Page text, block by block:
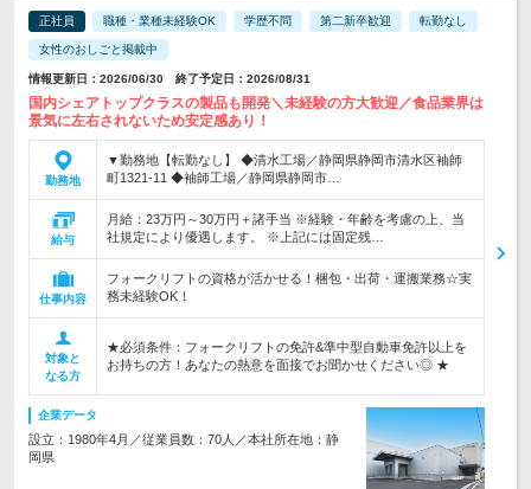
正社員 職種・業種未経験OK 学歴不問 第二新卒歓迎 転勤なし
女性のおしごと掲載中
情報更新日：2026/06/30 終了予定日：2026/08/31
国内シェアトップクラスの製品も開発＼未経験の方大歓迎／食品業界は
景気に左右されないため安定感あり！
勤務地
▼勤務地【転勤なし】 ◆清水工場／静岡県静岡市清水区袖師
町1321-11 ◆袖師工場／静岡県静岡市…
給与
月給：23万円～30万円＋諸手当 ※経験・年齢を考慮の上、当
社規定により優遇します。 ※上記には固定残…
仕事内容
フォークリフトの資格が活かせる！梱包・出荷・運搬業務☆実
務未経験OK！
対象と
なる方
★必須条件：フォークリフトの免許&準中型自動車免許以上を
お持ちの方！あなたの熱意を面接でお聞かせください◎ ★
企業データ
設立：1980年4月／従業員数：70人／本社所在地：静
岡県